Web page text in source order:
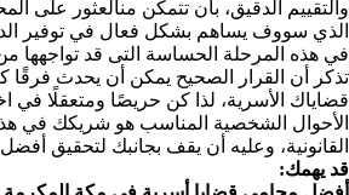
والتقييم الدقيق، بان تتمكن منالعثور على
الذي سووف يساهم بشكل فعال في توفير
في هذه المرحلة الحساسة التى قد تواجهها
تذكر أن القرار الصحيح يمكن أن يحدث فرقًا
قضاياك الأسرية، لذا كن حريصًا ومتعقلًا في
الأحوال الشخصية المناسب هو شريكك في
القانونية، وعليه أن يقف بجانبك لتحقيق
قد يهمك: